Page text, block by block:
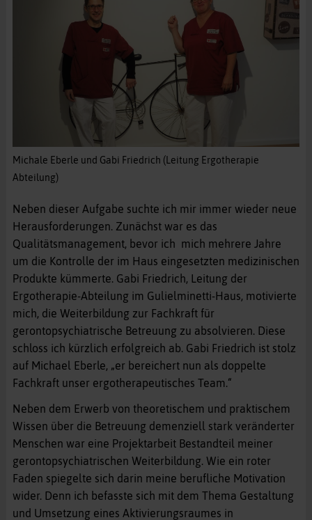
Michale Eberle und Gabi Friedrich (Leitung Ergotherapie
Abteilung)
Neben dieser Aufgabe suchte ich mir immer wieder neue
Herausforderungen. Zunächst war es das
Qualitätsmanagement, bevor ich mich mehrere Jahre
um die Kontrolle der im Haus eingesetzten medizinischen
Produkte kümmerte. Gabi Friedrich, Leitung der
Ergotherapie-Abteilung im Gulielminetti-Haus, motivierte
mich, die Weiterbildung zur Fachkraft für
gerontopsychiatrische Betreuung zu absolvieren. Diese
schloss ich kürzlich erfolgreich ab. Gabi Friedrich ist stolz
auf Michael Eberle, „er bereichert nun als doppelte
Fachkraft unser ergotherapeutisches Team.“
Neben dem Erwerb von theoretischem und praktischem
Wissen über die Betreuung demenziell stark veränderter
Menschen war eine Projektarbeit Bestandteil meiner
gerontopsychiatrischen Weiterbildung. Wie ein roter
Faden spiegelte sich darin meine berufliche Motivation
wider. Denn ich befasste sich mit dem Thema Gestaltung
und Umsetzung eines Aktivierungsraumes in